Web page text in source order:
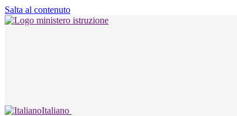
Salta al contenuto
Italiano